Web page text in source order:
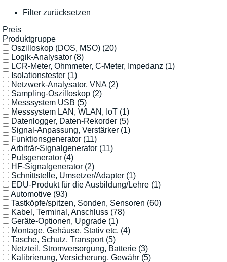
Filter zurücksetzen
Preis
Produktgruppe
Oszilloskop (DOS, MSO) (20)
Logik-Analysator (8)
LCR-Meter, Ohmmeter, C-Meter, Impedanz (1)
Isolationstester (1)
Netzwerk-Analysator, VNA (2)
Sampling-Oszilloskop (2)
Messsystem USB (5)
Messsystem LAN, WLAN, IoT (1)
Datenlogger, Daten-Rekorder (5)
Signal-Anpassung, Verstärker (1)
Funktionsgenerator (11)
Arbiträr-Signalgenerator (11)
Pulsgenerator (4)
HF-Signalgenerator (2)
Schnittstelle, Umsetzer/Adapter (1)
EDU-Produkt für die Ausbildung/Lehre (1)
Automotive (93)
Tastköpfe/spitzen, Sonden, Sensoren (60)
Kabel, Terminal, Anschluss (78)
Geräte-Optionen, Upgrade (1)
Montage, Gehäuse, Stativ etc. (4)
Tasche, Schutz, Transport (5)
Netzteil, Stromversorgung, Batterie (3)
Kalibrierung, Versicherung, Gewähr (5)